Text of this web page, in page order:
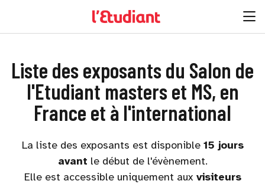
Liste des exposants du Salon de
l'Etudiant masters et MS, en
France et à l'international
La liste des exposants est disponible 15 jours
avant le début de l'évènement.
Elle est accessible uniquement auxvisiteurs